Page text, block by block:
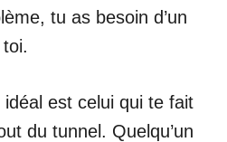
tu as besoin d’un
est celui qui te fait
du tunnel. Quelqu’un